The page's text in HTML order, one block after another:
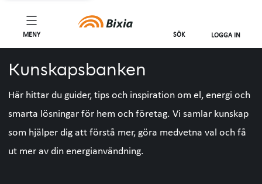
MENY SÖK LOGGA IN
Kunskapsbanken
Här hittar du guider, tips och inspiration om el, energi och
smarta lösningar för hem och företag. Vi samlar kunskap
som hjälper dig att förstå mer, göra medvetna val och få
ut mer av din energianvändning.